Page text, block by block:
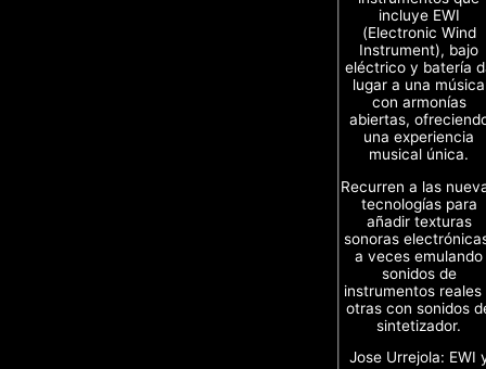
incluye EWI
(Electronic Wind
Instrument), bajo
eléctrico y batería
lugar a una música
con armonías
abiertas,
una experiencia
musical única.
Recurren a las
tecnologías para
añadir texturas
sonoras
a veces emulando
sonidos de
instrumentos reales
otras con sonidos
sintetizador.
Jose Urrejola: EWI